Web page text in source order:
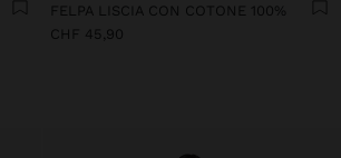
FELPA LISCIA CON COTONE 100%
CHF 45,90